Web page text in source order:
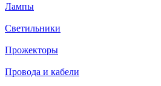
Лампы
Светильники
Прожекторы
Провода и кабели